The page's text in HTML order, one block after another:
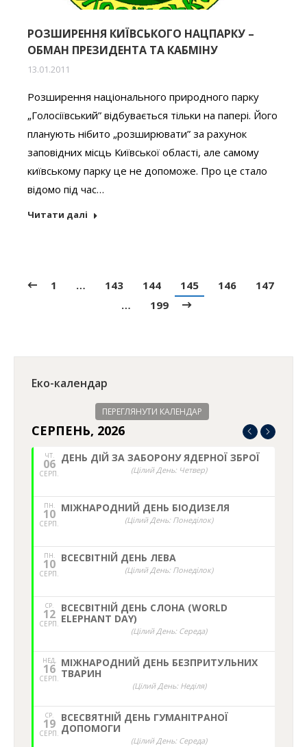
РОЗШИРЕННЯ КИЇВСЬКОГО НАЦПАРКУ –
ОБМАН ПРЕЗИДЕНТА ТА КАБМІНУ
13.01.2011
Розширення національного природного парку
„Голосіївський” відбувається тільки на папері. Його
планують нібито „розширювати” за рахунок
заповідних місць Київської області, але самому
київському парку це не допоможе. Про це стало
відомо під час…
Читати далі
1 … 143 144 145 146
147
…
199
Еко-календар
ПЕРЕГЛЯНУТИ КАЛЕНДАР
СЕРПЕНЬ, 2026
ЧТ.
06
СЕРП.
ДЕНЬ ДІЙ ЗА ЗАБОРОНУ ЯДЕРНОЇ ЗБРОЇ
(Цілий День: Четвер)
ПН.
10
СЕРП.
МІЖНАРОДНИЙ ДЕНЬ БІОДИЗЕЛЯ
(Цілий День: Понеділок)
ПН.
10
СЕРП.
ВСЕСВІТНІЙ ДЕНЬ ЛЕВА
(Цілий День: Понеділок)
СР.
12
СЕРП.
ВСЕСВІТНІЙ ДЕНЬ СЛОНА (WORLD
ELEPHANT DAY)
(Цілий День: Середа)
НЕД,
16
СЕРП.
МІЖНАРОДНИЙ ДЕНЬ БЕЗПРИТУЛЬНИХ
ТВАРИН
(Цілий День: Неділя)
СР.
19
СЕРП.
ВСЕСВЯТНІЙ ДЕНЬ ГУМАНІТРАНОЇ
ДОПОМОГИ
(Цілий День: Середа)